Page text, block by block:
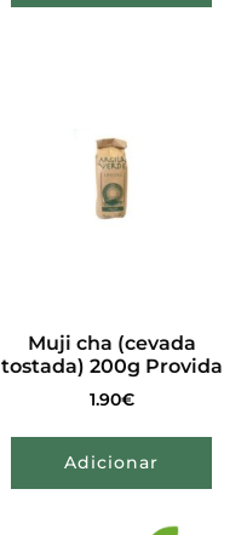
Muji cha (cevada
tostada) 200g Provida
1.90€
Adicionar